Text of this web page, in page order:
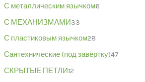
С металлическим язычком6
С МЕХАНИЗМАМИ33
С пластиковым язычком28
Сантехнические (под завёртку)47
СКРЫТЫЕ ПЕТЛИ12